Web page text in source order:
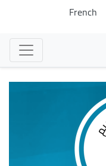
French